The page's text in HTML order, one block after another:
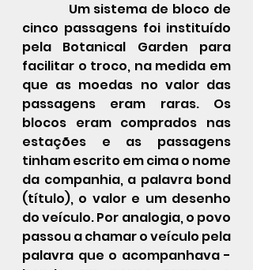
cinco passagens foi instituído
pela Botanical Garden para
facilitar o troco, na medida em
que as moedas no valor das
passagens eram raras. Os
blocos eram comprados nas
estações e as passagens
tinham escrito em cima o nome
da companhia, a palavra bond
(título), o valor e um desenho
do veículo. Por analogia, o povo
passou a chamar o veículo pela
palavra que o acompanhava -